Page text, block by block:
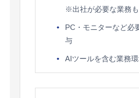
※出社が必要な業務
PC・モニターなど必
与
AIツールを含む業務